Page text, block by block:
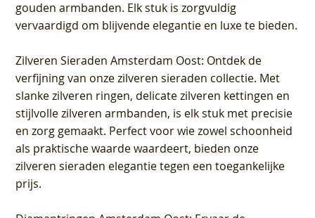
gouden armbanden. Elk stuk is zorgvuldig
vervaardigd om blijvende elegantie en luxe te bieden.
Zilveren Sieraden Amsterdam Oost: Ontdek de
verfijning van onze zilveren sieraden collectie. Met
slanke zilveren ringen, delicate zilveren kettingen en
stijlvolle zilveren armbanden, is elk stuk met precisie
en zorg gemaakt. Perfect voor wie zowel schoonheid
als praktische waarde waardeert, bieden onze
zilveren sieraden elegantie tegen een toegankelijke
prijs.